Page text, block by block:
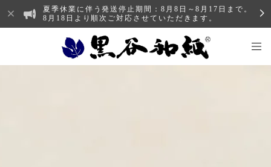
夏季休業に伴う発送停止期間：8月8日～8月17日まで。
8月18日より順次ご対応させていただきます。